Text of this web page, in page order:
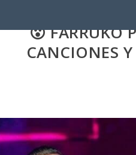
😮 FARRUKO
CANCIONES